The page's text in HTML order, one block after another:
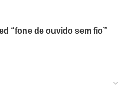
“fone de ouvido sem fio”